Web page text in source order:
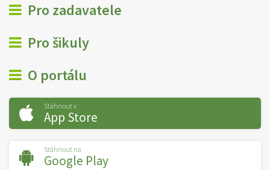
Pro zadavatele
Pro šikuly
O portálu
Stáhnout v
App Store
Stáhnout na
Google Play